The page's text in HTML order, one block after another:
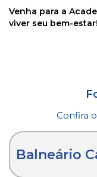
Venha para a
viver seu bem-estar!
Confira
Balneário